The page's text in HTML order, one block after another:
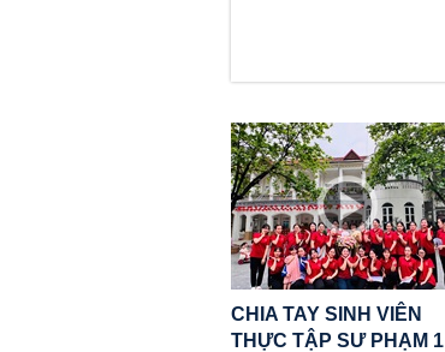
CHIA TAY SINH VIÊN
THỰC TẬP SƯ PHẠM 1